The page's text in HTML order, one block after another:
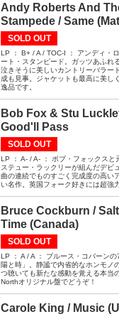
Andy Roberts And
Stampede / Same
SOLD OUT
LP ： B+ / A / TOC-I ： アンディ・
ート・スタンピード。ガッツあふれ
泣きそうに美しいカントリーバラー
成も見事。ジャケットも最高に美し
逸品です。
Bob Fox & Stu
Good'll Pass
SOLD OUT
LP ： A- / A- ： ボブ・フォックス
ステュー・ラックリーが組んだデビ
曲の連続でものすごく完成度の高い
い名作。英国フォーク好きには超強
Bruce Cockburn /
Time (Canada)
SOLD OUT
LP ： A / A ： ブルース・コバーン
陽と時」。静謐で内省的なホンモノ
つ聴いても新たな感動を覚える本当
Northオリジナル盤でどうぞ！
Carole King / Music